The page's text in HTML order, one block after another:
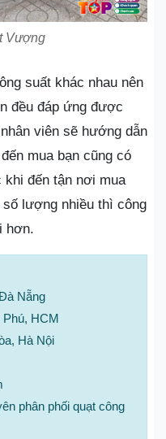
Vượng
suất khác nhau nên
đều đáp ứng được
viên sẽ hướng dẫn
mua bạn cũng có
đến tận nơi mua
số lượng nhiều thì công
hơn.
Nẵng
Phú, HCM
Hà Nội
phân phối quạt công